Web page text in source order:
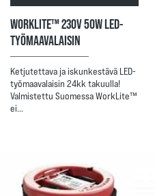
WORKLITE™ 230V 50W LED-
TYÖMAAVALAISIN
Ketjutettava ja iskunkestävä LED-
työmaavalaisin 24kk takuulla!
Valmistettu Suomessa WorkLite™
ei…